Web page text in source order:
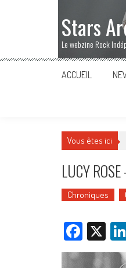
Stars
Le webzine Rock
ACCUEIL
Vous êtes ici
LUCY
Chroniques
X